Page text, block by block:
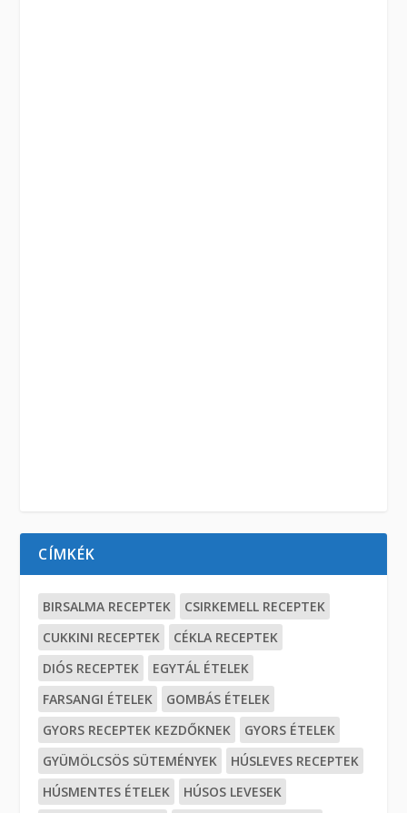
CÍMKÉK
BIRSALMA RECEPTEK
CSIRKEMELL RECEPTEK
CUKKINI RECEPTEK
CÉKLA RECEPTEK
DIÓS RECEPTEK
EGYTÁL ÉTELEK
FARSANGI ÉTELEK
GOMBÁS ÉTELEK
GYORS RECEPTEK KEZDŐKNEK
GYORS ÉTELEK
GYÜMÖLCSÖS SÜTEMÉNYEK
HÚSLEVES RECEPTEK
HÚSMENTES ÉTELEK
HÚSOS LEVESEK